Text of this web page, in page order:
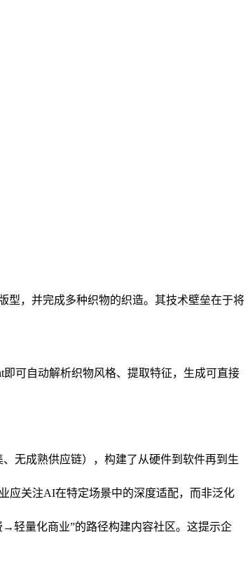
型，并完成多种织物的织造。其技术壁垒在于将
可自动解析织物风格、提取特征，生成可直接
无成熟供应链），构建了从硬件到软件再到生
应关注AI在特定场景中的深度适配，而非泛化
轻量化商业”的路径构建内容社区。这提示企